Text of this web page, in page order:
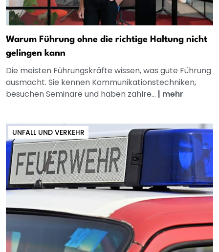
Warum Führung ohne die richtige Haltung nicht
gelingen kann
Die meisten Führungskräfte wissen, was gute Führung
ausmacht. Sie kennen Kommunikationstechniken,
besuchen Seminare und haben zahlre... | mehr
UNFALL UND VERKEHR